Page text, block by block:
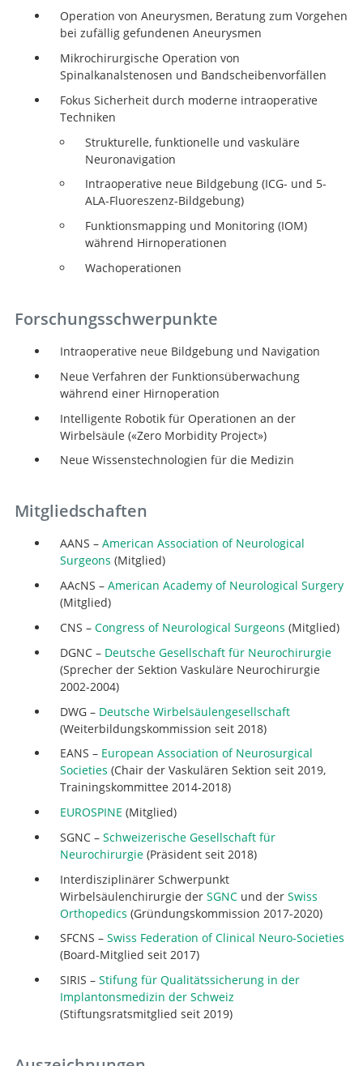
Operation von Aneurysmen, Beratung zum Vorgehen
bei zufällig gefundenen Aneurysmen
Mikrochirurgische Operation von
Spinalkanalstenosen und Bandscheibenvorfällen
Fokus Sicherheit durch moderne intraoperative
Techniken
Strukturelle, funktionelle und vaskuläre
Neuronavigation
Intraoperative neue Bildgebung (ICG- und 5-
ALA-Fluoreszenz-Bildgebung)
Funktionsmapping und Monitoring (IOM)
während Hirnoperationen
Wachoperationen
Forschungsschwerpunkte
Intraoperative neue Bildgebung und Navigation
Neue Verfahren der Funktionsüberwachung
während einer Hirnoperation
Intelligente Robotik für Operationen an der
Wirbelsäule («Zero Morbidity Project»)
Neue Wissenstechnologien für die Medizin
Mitgliedschaften
AANS – American Association of Neurological
Surgeons (Mitglied)
AAcNS – American Academy of Neurological Surgery
(Mitglied)
CNS – Congress of Neurological Surgeons (Mitglied)
DGNC – Deutsche Gesellschaft für Neurochirurgie
(Sprecher der Sektion Vaskuläre Neurochirurgie
2002-2004)
DWG – Deutsche Wirbelsäulengesellschaft
(Weiterbildungskommission seit 2018)
EANS – European Association of Neurosurgical
Societies (Chair der Vaskulären Sektion seit 2019,
Trainingskommittee 2014-2018)
EUROSPINE (Mitglied)
SGNC – Schweizerische Gesellschaft für
Neurochirurgie(Präsident seit 2018)
Interdisziplinärer Schwerpunkt
Wirbelsäulenchirurgie der SGNCund der Swiss
Orthopedics (Gründungskommission 2017-2020)
SFCNS –Swiss Federation of Clinical Neuro-Societies
(Board-Mitglied seit 2017)
SIRIS – Stifung für Qualitätssicherung in der
Implantonsmedizin der Schweiz
(Stiftungsratsmitglied seit 2019)